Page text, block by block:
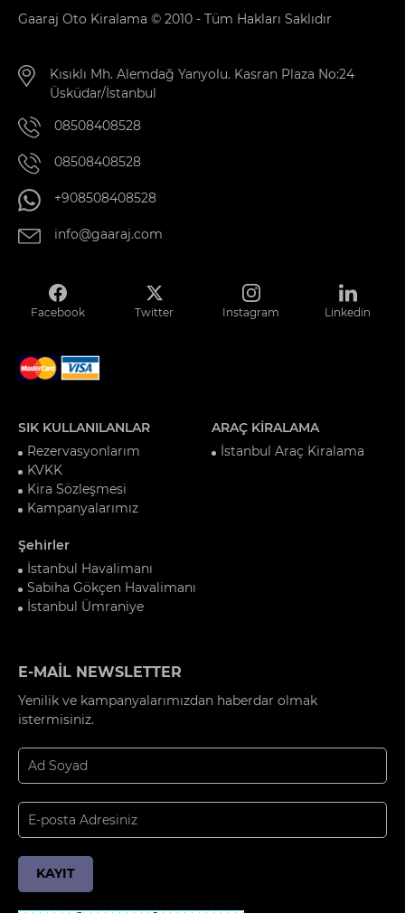
Gaaraj Oto Kiralama © 2010 - Tüm Hakları Saklıdır
Kısıklı Mh. Alemdağ Yanyolu. Kasran Plaza No:24
Üsküdar/İstanbul
08508408528
08508408528
+908508408528
info@gaaraj.com
Facebook Twitter Instagram Linkedin
SIK KULLANILANLAR
Rezervasyonlarım
KVKK
Kira Sözleşmesi
Kampanyalarımız
ARAÇ KİRALAMA
İstanbul Araç Kiralama
Şehirler
İstanbul Havalimanı
Sabiha Gökçen Havalimanı
İstanbul Ümraniye
E-MAİL NEWSLETTER
Yenilik ve kampanyalarımızdan haberdar olmak
istermisiniz.
KAYIT